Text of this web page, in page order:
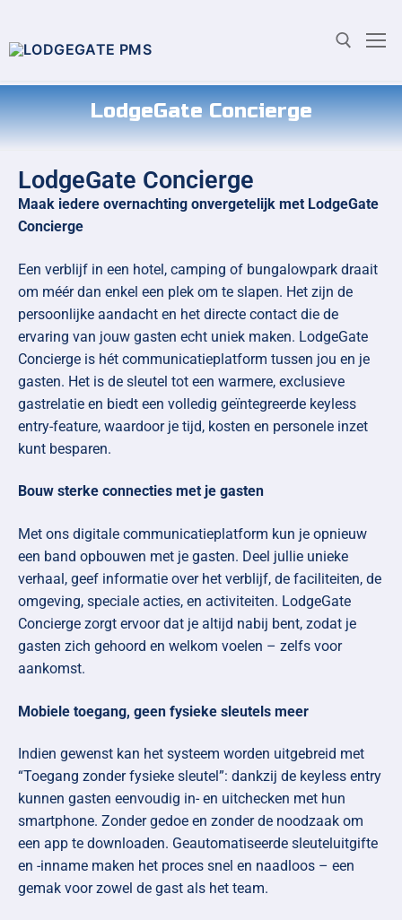
LodgeGate Concierge
LodgeGate Concierge
Maak iedere overnachting onvergetelijk met LodgeGate
Concierge
Een verblijf in een hotel, camping of bungalowpark draait
om méér dan enkel een plek om te slapen. Het zijn de
persoonlijke aandacht en het directe contact die de
ervaring van jouw gasten echt uniek maken. LodgeGate
Concierge is hét communicatieplatform tussen jou en je
gasten. Het is de sleutel tot een warmere, exclusieve
gastrelatie en biedt een volledig geïntegreerde keyless
entry-feature, waardoor je tijd, kosten en personele inzet
kunt besparen.
Bouw sterke connecties met je gasten
Met ons digitale communicatieplatform kun je opnieuw
een band opbouwen met je gasten. Deel jullie unieke
verhaal, geef informatie over het verblijf, de faciliteiten, de
omgeving, speciale acties, en activiteiten. LodgeGate
Concierge zorgt ervoor dat je altijd nabij bent, zodat je
gasten zich gehoord en welkom voelen – zelfs voor
aankomst.
Mobiele toegang, geen fysieke sleutels meer
Indien gewenst kan het systeem worden uitgebreid met
“Toegang zonder fysieke sleutel”: dankzij de keyless entry
kunnen gasten eenvoudig in- en uitchecken met hun
smartphone. Zonder gedoe en zonder de noodzaak om
een app te downloaden. Geautomatiseerde sleuteluitgifte
en -inname maken het proces snel en naadloos – een
gemak voor zowel de gast als het team.